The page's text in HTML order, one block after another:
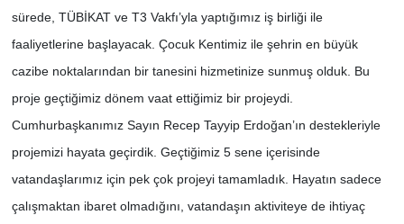
sürede, TÜBİKAT ve T3 Vakfı’yla yaptığımız iş birliği ile
faaliyetlerine başlayacak. Çocuk Kentimiz ile şehrin en büyük
cazibe noktalarından bir tanesini hizmetinize sunmuş olduk. Bu
proje geçtiğimiz dönem vaat ettiğimiz bir projeydi.
Cumhurbaşkanımız Sayın Recep Tayyip Erdoğan’ın destekleriyle
projemizi hayata geçirdik. Geçtiğimiz 5 sene içerisinde
vatandaşlarımız için pek çok projeyi tamamladık. Hayatın sadece
çalışmaktan ibaret olmadığını, vatandaşın aktiviteye de ihtiyaç